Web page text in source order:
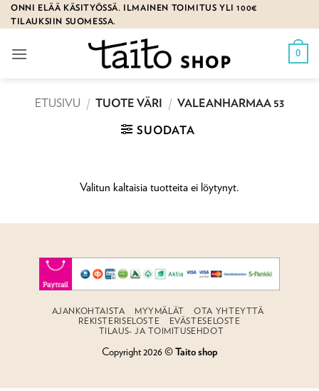
Skip
to
ONNI ELÄÄ KÄSITYÖSSÄ. ILMAINEN TOIMITUS YLI 100€
TILAUKSIIN SUOMESSA.
0
ETUSIVU / TUOTE VÄRI / VALEANHARMAA 53
SUODATA
Valitun kaltaisia tuotteita ei löytynyt.
AJANKOHTAISTA MYYMÄLÄT
OTA YHTEYTTÄ
REKISTERISELOSTE
EVÄSTESELOSTE
TILAUS- JA TOIMITUSEHDOT
Copyright 2026 ©Taito shop